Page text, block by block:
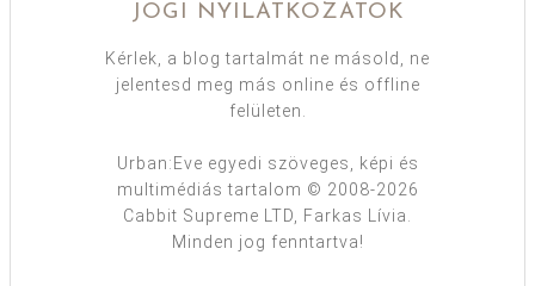
JOGI NYILATKOZATOK
Kérlek, a blog tartalmát ne másold, ne
jelentesd meg más online és offline
felületen.
Urban:Eve egyedi szöveges, képi és
multimédiás tartalom © 2008-2026
Cabbit Supreme LTD, Farkas Lívia.
Minden jog fenntartva!